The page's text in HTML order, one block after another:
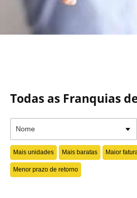
Todas as Franquias
Mais unidades Mais baratas Maior
Menor prazo de retorno